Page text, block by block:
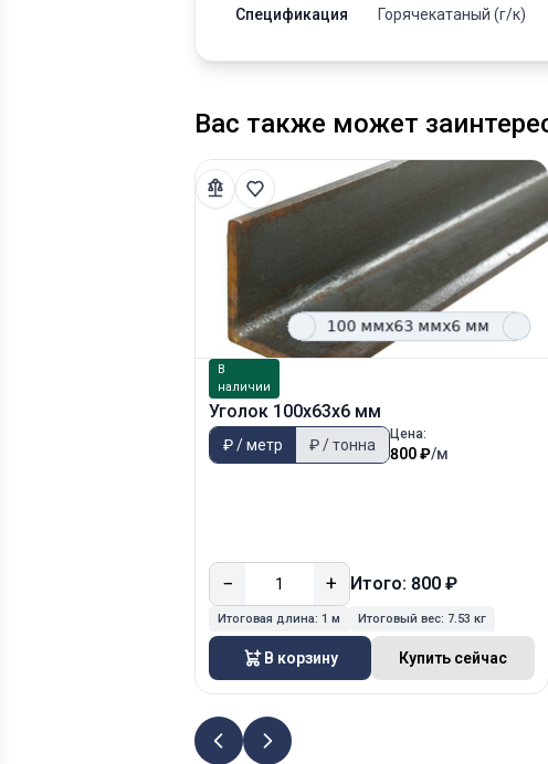
Спецификация Горячекатаный (г/к)
Вас также может
В
наличии
Уголок 100х63х6 мм
₽ / метр ₽ / тонна
Цена:
800 ₽/м
− + Итого: 800 ₽
Итоговая длина: 1 м Итоговый вес: 7.53 кг
В корзину Купить сейчас